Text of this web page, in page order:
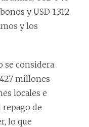
y USD 1.312
y los
se considera
millones
locales e
de
lo que